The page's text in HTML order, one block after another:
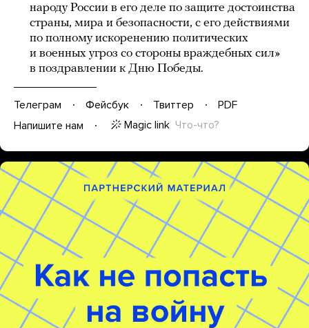
народу России в его деле по защите достоинства
страны, мира и безопасности, с его действиями
по полному искоренению политических
и военных угроз со стороны враждебных сил»
в поздравлении к Дню Победы.
Телеграм Фейсбук Твиттер
PDF
Напишите нам
Magic link Что-что?